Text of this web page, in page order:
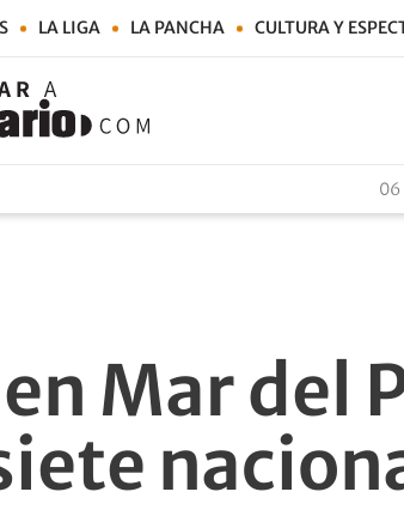
LA LIGA LA PANCHA CULTURA Y
06
Mar del